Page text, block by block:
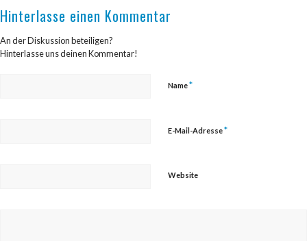
Hinterlasse einen Kommentar
An der Diskussion beteiligen?
Hinterlasse uns deinen Kommentar!
Name*
E-Mail-Adresse*
Website